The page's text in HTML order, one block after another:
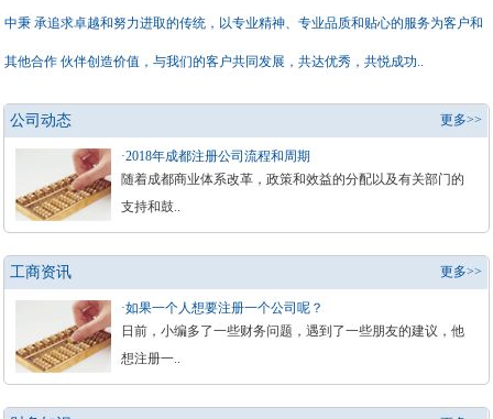
中秉 承追求卓越和努力进取的传统，以专业精神、专业品质和贴心的服务为客户和
其他合作 伙伴创造价值，与我们的客户共同发展，共达优秀，共悦成功..
公司动态 更多>>
·2018年成都注册公司流程和周期
随着成都商业体系改革，政策和效益的分配以及有关部门的
支持和鼓..
工商资讯 更多>>
·如果一个人想要注册一个公司呢？
日前，小编多了一些财务问题，遇到了一些朋友的建议，他
想注册一..